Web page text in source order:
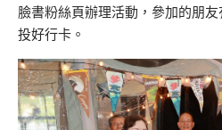
臉書粉絲頁辦理活動，參加的朋
投好行卡。